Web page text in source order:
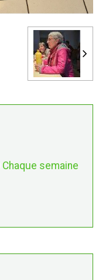
Chaque semaine